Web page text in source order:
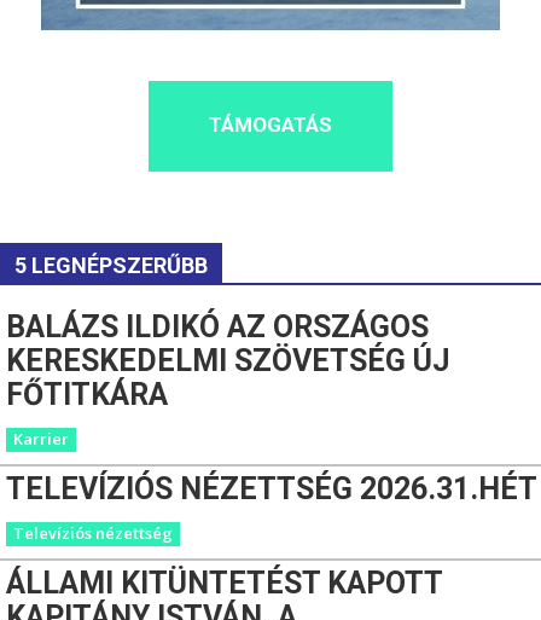
TÁMOGATÁS
5 LEGNÉPSZERŰBB
BALÁZS ILDIKÓ AZ ORSZÁGOS
KERESKEDELMI SZÖVETSÉG ÚJ
FŐTITKÁRA
Karrier
TELEVÍZIÓS NÉZETTSÉG 2026.31.HÉT
Televíziós nézettség
ÁLLAMI KITÜNTETÉST KAPOTT